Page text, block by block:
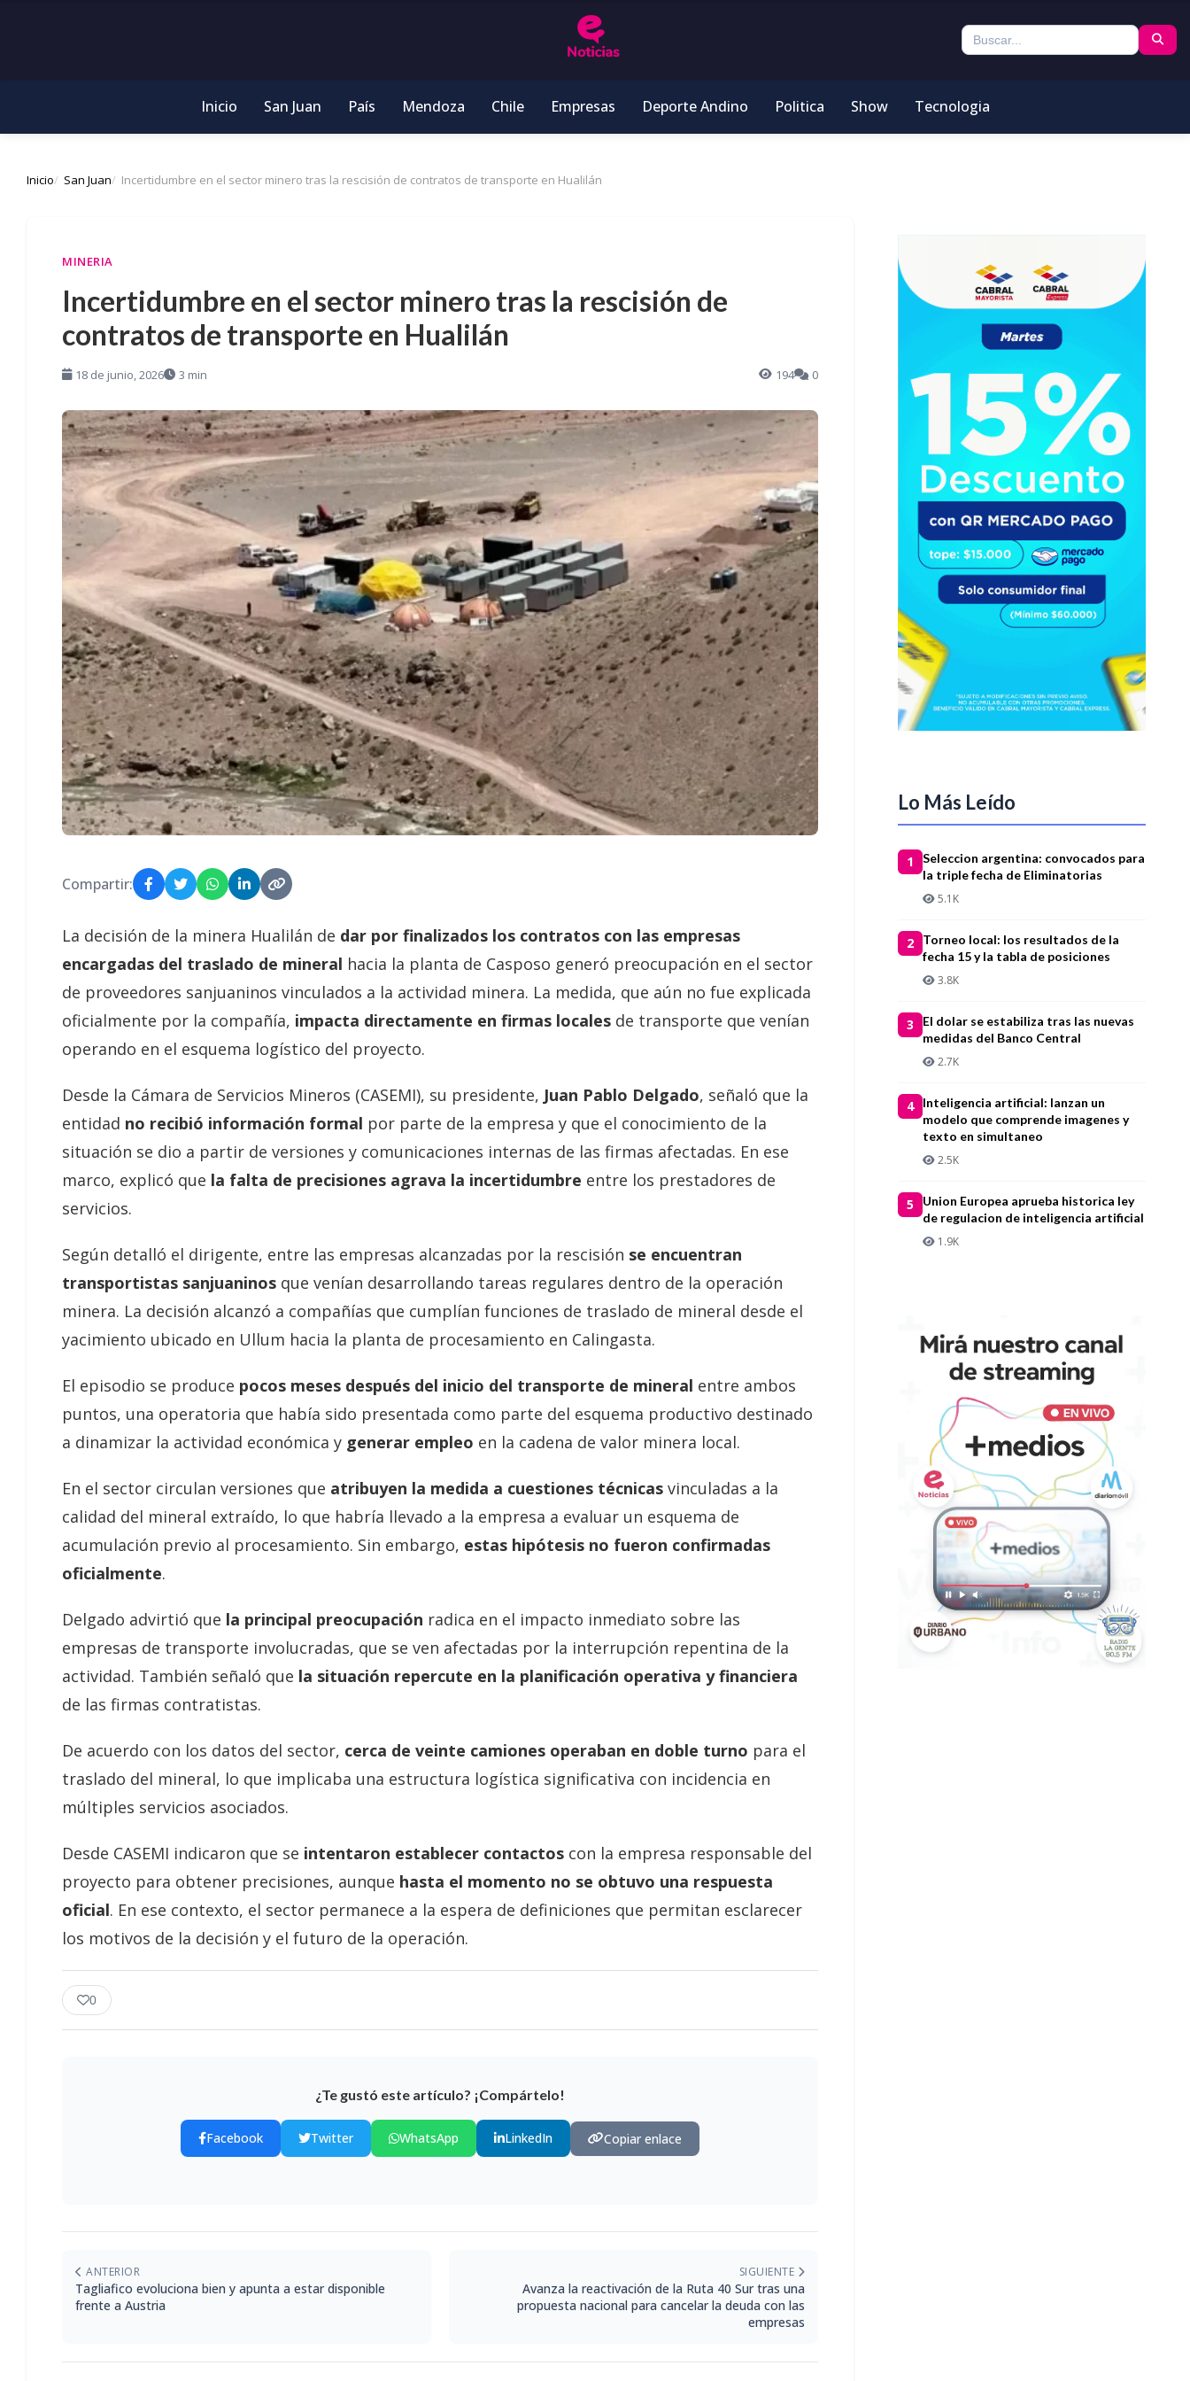
Inicio San Juan País Mendoza Chile Empresas Deporte Andino Politica Show Tecnologia
Inicio San Juan Incertidumbre en el sector minero tras la rescisión de contratos de transporte en Hualilán
MINERIA
Incertidumbre en el sector minero tras la rescisión de
contratos de transporte en Hualilán
18 de junio, 2026 3 min 194 0
Compartir:
La decisión de la minera Hualilán de dar por finalizados los contratos con las empresas
encargadas del traslado de mineral hacia la planta de Casposo generó preocupación en el sector
de proveedores sanjuaninos vinculados a la actividad minera. La medida, que aún no fue explicada
oficialmente por la compañía, impacta directamente en firmas locales de transporte que venían
operando en el esquema logístico del proyecto.
Desde la Cámara de Servicios Mineros (CASEMI), su presidente, Juan Pablo Delgado, señaló que la
entidad no recibió información formal por parte de la empresa y que el conocimiento de la
situación se dio a partir de versiones y comunicaciones internas de las firmas afectadas. En ese
marco, explicó que la falta de precisiones agrava la incertidumbre entre los prestadores de
servicios.
Según detalló el dirigente, entre las empresas alcanzadas por la rescisión se encuentran
transportistas sanjuaninos que venían desarrollando tareas regulares dentro de la operación
minera. La decisión alcanzó a compañías que cumplían funciones de traslado de mineral desde el
yacimiento ubicado en Ullum hacia la planta de procesamiento en Calingasta.
El episodio se produce pocos meses después del inicio del transporte de mineral entre ambos
puntos, una operatoria que había sido presentada como parte del esquema productivo destinado
a dinamizar la actividad económica y generar empleo en la cadena de valor minera local.
En el sector circulan versiones que atribuyen la medida a cuestiones técnicas vinculadas a la
calidad del mineral extraído, lo que habría llevado a la empresa a evaluar un esquema de
acumulación previo al procesamiento. Sin embargo, estas hipótesis no fueron confirmadas
oficialmente.
Delgado advirtió que la principal preocupación radica en el impacto inmediato sobre las
empresas de transporte involucradas, que se ven afectadas por la interrupción repentina de la
actividad. También señaló que la situación repercute en la planificación operativa y financiera
de las firmas contratistas.
De acuerdo con los datos del sector, cerca de veinte camiones operaban en doble turno para el
traslado del mineral, lo que implicaba una estructura logística significativa con incidencia en
múltiples servicios asociados.
Desde CASEMI indicaron que se intentaron establecer contactos con la empresa responsable del
proyecto para obtener precisiones, aunque hasta el momento no se obtuvo una respuesta
oficial. En ese contexto, el sector permanece a la espera de definiciones que permitan esclarecer
los motivos de la decisión y el futuro de la operación.
0
¿Te gustó este artículo? ¡Compártelo!
Facebook Twitter WhatsApp LinkedIn Copiar enlace
ANTERIOR
Tagliafico evoluciona bien y apunta a estar disponible
frente a Austria
SIGUIENTE
Avanza la reactivación de la Ruta 40 Sur tras una
propuesta nacional para cancelar la deuda con las
empresas
Lo Más Leído
1
Seleccion argentina: convocados para
la triple fecha de Eliminatorias
5.1K
2
Torneo local: los resultados de la
fecha 15 y la tabla de posiciones
3.8K
3
El dolar se estabiliza tras las nuevas
medidas del Banco Central
2.7K
4
Inteligencia artificial: lanzan un
modelo que comprende imagenes y
texto en simultaneo
2.5K
5
Union Europea aprueba historica ley
de regulacion de inteligencia artificial
1.9K